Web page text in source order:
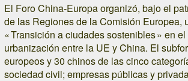
El Foro China-Europa organizó, bajo el
de las Regiones de la Comisión Europea,
« Transición a ciudades sostenibles » en
urbanización entre la UE y China. El
europeos y 30 chinos de las cinco
sociedad civil; empresas públicas y